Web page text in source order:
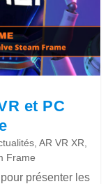
et PC
,AR VR XR
Frame
présenter les